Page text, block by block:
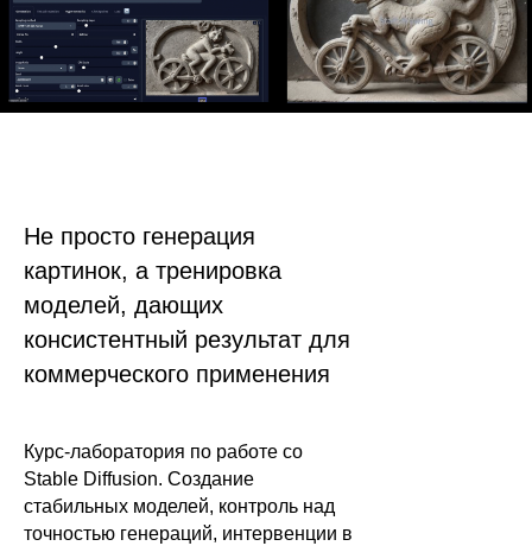
Не просто генерация
картинок, а тренировка
моделей, дающих
консистентный результат для
коммерческого применения
Курс-лаборатория по работе со
Stable Diffusion. Создание
стабильных моделей, контроль над
точностью генераций, интервенции в
Что будем изучать на курсе